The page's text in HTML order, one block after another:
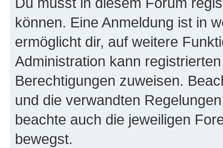
können. Eine Anmeldung ist in
ermöglicht dir, auf weitere
Administration kann
Berechtigungen zuweisen.
und die verwandten
beachte auch die jeweiligen
bewegst.